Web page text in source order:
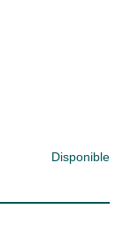
Disponible